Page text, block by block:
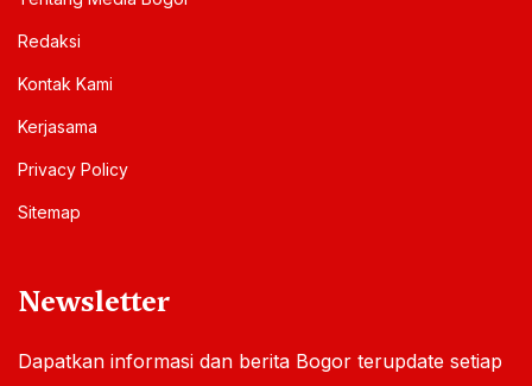
Redaksi
Kontak Kami
Kerjasama
Privacy Policy
Sitemap
Newsletter
Dapatkan informasi dan berita Bogor terupdate setiap